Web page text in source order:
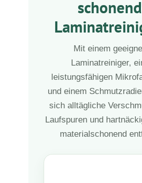
Mit einem
Laminatreiniger,
leistungsfähigen
und einem
sich alltägliche
Laufspuren und
materialschonend